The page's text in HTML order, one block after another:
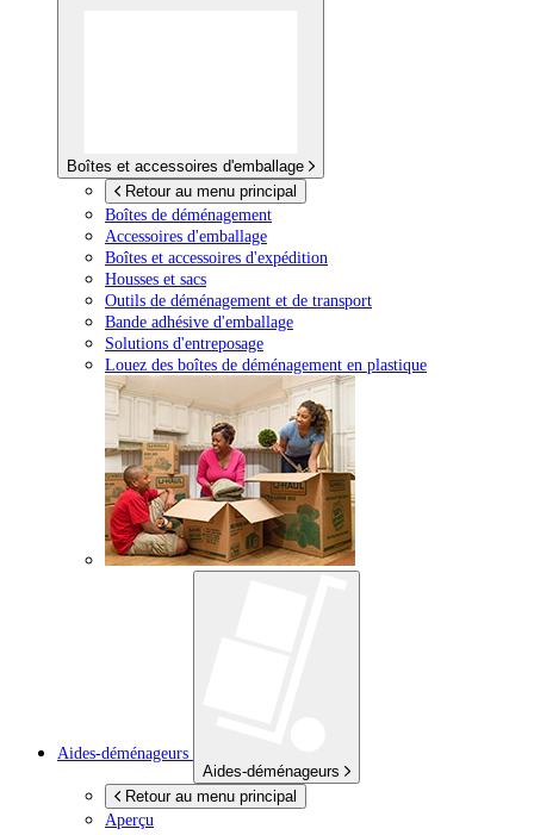
Boîtes et accessoires d'emballage
Retour au menu principal
Boîtes de déménagement
Accessoires d'emballage
Boîtes et accessoires d'expédition
Housses et sacs
Outils de déménagement et de transport
Bande adhésive d'emballage
Solutions d'entreposage
Louez des boîtes de déménagement en plastique
Aides-déménageurs
Aides-déménageurs
Retour au menu principal
Aperçu